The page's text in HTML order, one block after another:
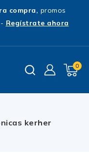
compra, promos
Regístrate ahora
0
kerher